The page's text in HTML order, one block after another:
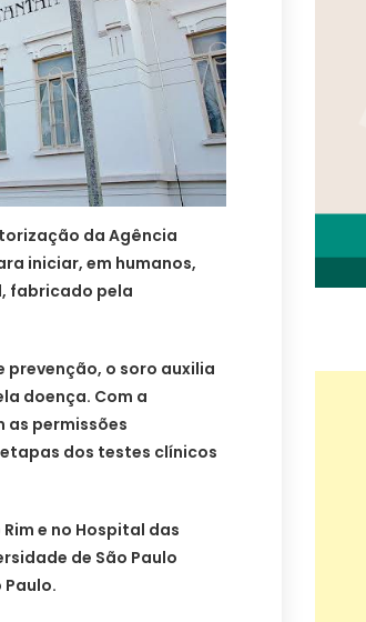
da Agência
iniciar, em humanos,
fabricado pela
prevenção, o soro auxilia
doença. Com a
as permissões
dos testes clínicos
e no Hospital das
de São Paulo